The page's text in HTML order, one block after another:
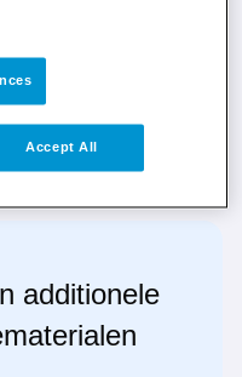
additionele
Accept All